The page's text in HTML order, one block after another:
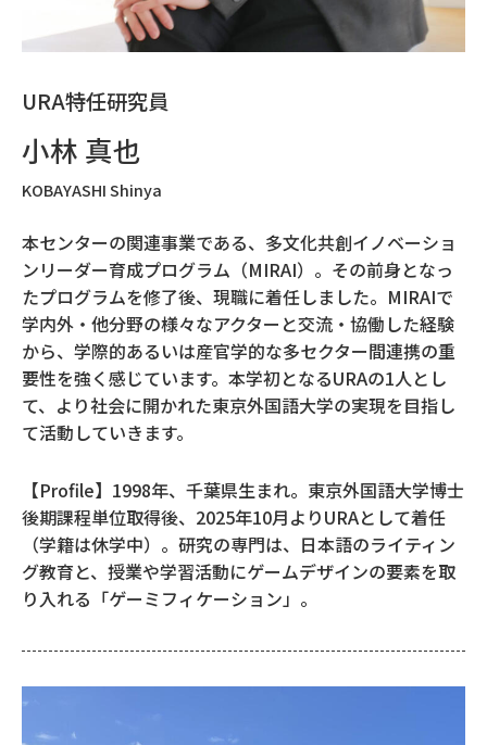
URA特任研究員
小林 真也
KOBAYASHI Shinya
本センターの関連事業である、多文化共創イノベーショ
ンリーダー育成プログラム（MIRAI）。その前身となっ
たプログラムを修了後、現職に着任しました。MIRAIで
学内外・他分野の様々なアクターと交流・協働した経験
から、学際的あるいは産官学的な多セクター間連携の重
要性を強く感じています。本学初となるURAの1人とし
て、より社会に開かれた東京外国語大学の実現を目指し
て活動していきます。
【Profile】1998年、千葉県生まれ。東京外国語大学博士
後期課程単位取得後、2025年10月よりURAとして着任
（学籍は休学中）。研究の専門は、日本語のライティン
グ教育と、授業や学習活動にゲームデザインの要素を取
り入れる「ゲーミフィケーション」。